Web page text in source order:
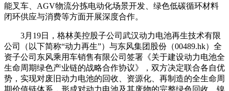
能叉车、AGV物流分拣电动化场景开发、绿色低碳循环材料
闭环供应与消费等方面开展深度合作。
3月19日，格林美控股子公司武汉动力电池再生技术有限
公司（以下简称“动力再生”）与东风集团股份（00489.hk）全
资子公司东风乘用车销售有限公司签署《关于建设动力电池全
生命周期绿色产业链的战略合作协议》，双方决定联合各自优
势，实现对废旧动力电池的回收、资源化、再制造的全生命周
期价值链体系，形成对动力电池及其废物的完整绿色回收、镍